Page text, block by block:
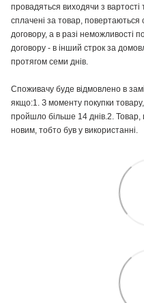
провадяться виходячи з вартості
сплачені за товар, повертаються
договору, а в разі неможливості
договору - в інший строк за
протягом семи днів.
Споживачу буде відмовлено в
якщо:1. З моменту покупки
пройшло більше 14 днів.2. Товар,
новим, тобто був у використанні.